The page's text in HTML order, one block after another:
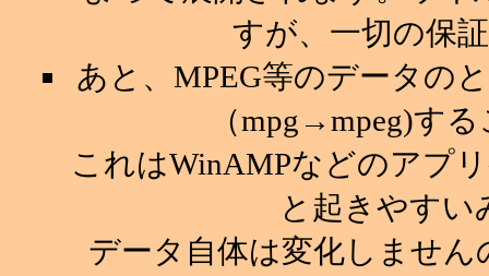
すが、一切の保
あと、MPEG等のデータの
（mpg→mpeg)す
これはWinAMPなどのアプ
と起きやすい
データ自体は変化しませ